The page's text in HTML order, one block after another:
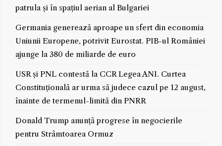
patrula și în spațiul aerian al Bulgariei
Germania generează aproape un sfert din economia
Uniunii Europene, potrivit Eurostat. PIB-ul României
ajunge la 380 de miliarde de euro
USR și PNL contestă la CCR Legea ANI. Curtea
Constituțională ar urma să judece cazul pe 12 august,
înainte de termenul-limită din PNRR
Donald Trump anunță progrese în negocierile
pentru Strâmtoarea Ormuz